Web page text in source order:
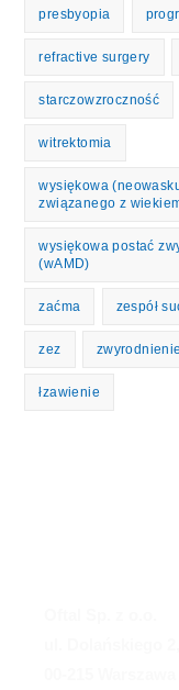
presbyopia
refractive surgery
starczowzroczność
witrektomia
wysiękowa
związanego z
wysiękowa postać
(wAMD)
zaćma zespół
zez
łzawienie